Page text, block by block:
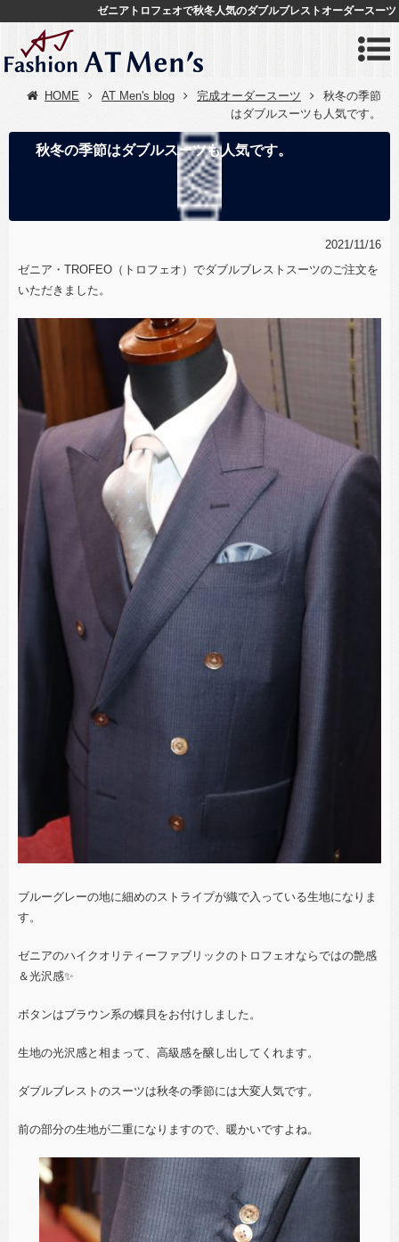
ゼニアトロフェオで秋冬人気のダブルブレストオーダースーツ
HOME AT Men's blog 完成オーダースーツ
秋冬の季節
はダブルスーツも人気です。
秋冬の季節はダブルスーツも人気です。
2021/11/16
ゼニア・TROFEO（トロフェオ）でダブルブレストスーツのご注文を
いただきました。
ブルーグレーの地に細めのストライプが織で入っている生地になりま
す。
ゼニアのハイクオリティーファブリックのトロフェオならではの艶感
＆光沢感✨
ボタンはブラウン系の蝶貝をお付けしました。
生地の光沢感と相まって、高級感を醸し出してくれます。
ダブルブレストのスーツは秋冬の季節には大変人気です。
前の部分の生地が二重になりますので、暖かいですよね。